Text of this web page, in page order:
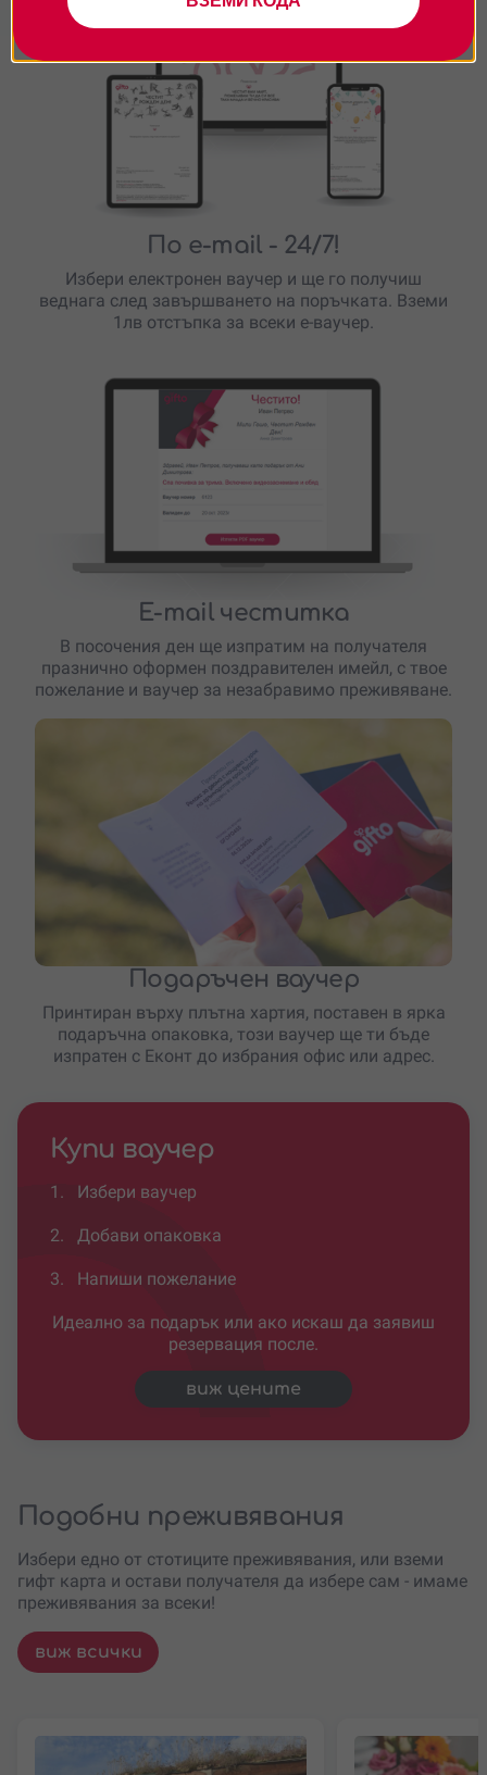
По e-mail - 24/7!
Избери електронен ваучер и ще го получиш
веднага след завършването на поръчката. Вземи
1лв отстъпка за всеки е-ваучер.
E-mail честитка
В посочения ден ще изпратим на получателя
празнично оформен поздравителен имейл, с твое
пожелание и ваучер за незабравимо преживяване.
Подаръчен ваучер
Принтиран върху плътна хартия, поставен в ярка
подаръчна опаковка, този ваучер ще ти бъде
изпратен с Еконт до избрания офис или адрес.
Купи ваучер
1. Избери ваучер
2. Добави опаковка
3. Напиши пожелание
Идеално за подарък или ако искаш да заявиш
резервация после.
виж цените
Подобни преживявания
Избери едно от стотиците преживявания, или вземи
гифт карта и остави получателя да избере сам - имаме
преживявания за всеки!
виж всички